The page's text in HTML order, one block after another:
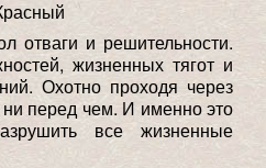
отваги и решительности.
жизненных тягот и
Охотно проходя через
перед чем. И именно это
все жизненные